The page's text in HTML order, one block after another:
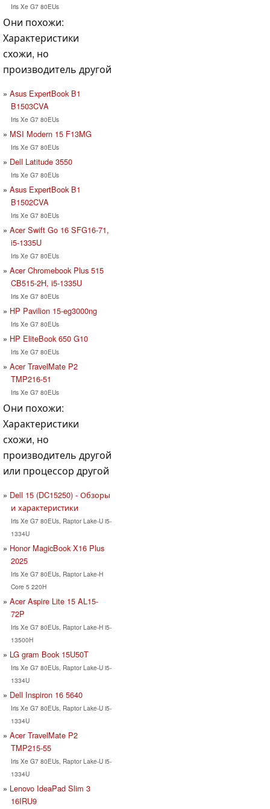
Iris Xe G7 80EUs
Они похожи:
Характеристики
схожи, но
производитель другой
Asus ExpertBook B1
B1503CVA
Iris Xe G7 80EUs
MSI Modern 15 F13MG
Iris Xe G7 80EUs
Dell Latitude 3550
Iris Xe G7 80EUs
Asus ExpertBook B1
B1502CVA
Iris Xe G7 80EUs
Acer Swift Go 16 SFG16-71,
i5-1335U
Iris Xe G7 80EUs
Acer Chromebook Plus 515
CB515-2H, i5-1335U
Iris Xe G7 80EUs
HP Pavilion 15-eg3000ng
Iris Xe G7 80EUs
HP EliteBook 650 G10
Iris Xe G7 80EUs
Acer TravelMate P2
TMP216-51
Iris Xe G7 80EUs
Они похожи:
Характеристики
схожи, но
производитель другой
или процессор другой
Dell 15 (DC15250) - Обзоры
и характеристики
Iris Xe G7 80EUs, Raptor Lake-U i5-
1334U
Honor MagicBook X16 Plus
2025
Iris Xe G7 80EUs, Raptor Lake-H
Core 5 220H
Acer Aspire Lite 15 AL15-
72P
Iris Xe G7 80EUs, Raptor Lake-H i5-
13500H
LG gram Book 15U50T
Iris Xe G7 80EUs, Raptor Lake-U i5-
1334U
Dell Inspiron 16 5640
Iris Xe G7 80EUs, Raptor Lake-U i5-
1334U
Acer TravelMate P2
TMP215-55
Iris Xe G7 80EUs, Raptor Lake-U i5-
1334U
Lenovo IdeaPad Slim 3
16IRU9